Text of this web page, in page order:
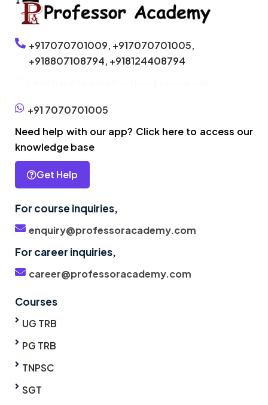
+917070701009, +917070701005,
+918807108794, +918124408794
+91 7070701005
Need help with our app? Click here to access our
knowledge base
Get Help
For course inquiries,
enquiry@professoracademy.com
For career inquiries,
career@professoracademy.com
Courses
UG TRB
PG TRB
TNPSC
SGT